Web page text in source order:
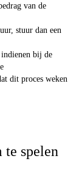
van de
stuur dan een
bij de
dit proces weken
spelen